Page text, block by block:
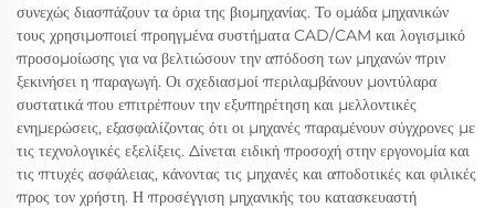
συνεχώς διασπάζουν τα όρια της βιομηχανίας. Το ομάδα μηχανικών
τους χρησιμοποιεί προηγμένα συστήματα CAD/CAM και λογισμικό
προσομοίωσης για να βελτιώσουν την απόδοση των μηχανών πριν
ξεκινήσει η παραγωγή. Οι σχεδιασμοί περιλαμβάνουν μοντύλαρα
συστατικά που επιτρέπουν την εξυπηρέτηση και μελλοντικές
ενημερώσεις, εξασφαλίζοντας ότι οι μηχανές παραμένουν σύγχρονες με
τις τεχνολογικές εξελίξεις. Δίνεται ειδική προσοχή στην εργονομία και
τις πτυχές ασφάλειας, κάνοντας τις μηχανές και αποδοτικές και φιλικές
προς τον χρήστη. Η προσέγγιση μηχανικής του κατασκευαστή